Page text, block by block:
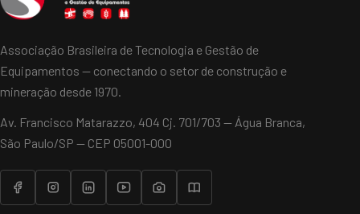
Associação Brasileira de Tecnologia e Gestão de
Equipamentos — conectando o setor de construção e
mineração desde 1970.
Av. Francisco Matarazzo, 404 Cj. 701/703 — Água Branca,
São Paulo/SP — CEP 05001-000